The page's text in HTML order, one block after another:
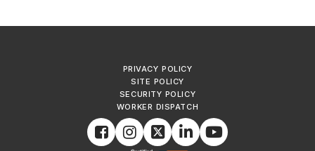
PRIVACY POLICY
SITE POLICY
SECURITY POLICY
WORKER DISPATCH